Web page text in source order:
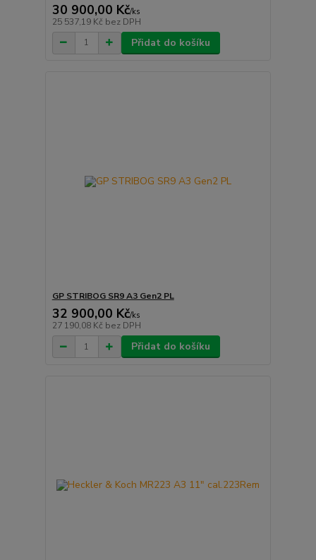
30 900,00 Kč/ks
25 537,19 Kč bez DPH
Přidat do košíku
GP STRIBOG SR9 A3 Gen2 PL
32 900,00 Kč/ks
27 190,08 Kč bez DPH
Přidat do košíku